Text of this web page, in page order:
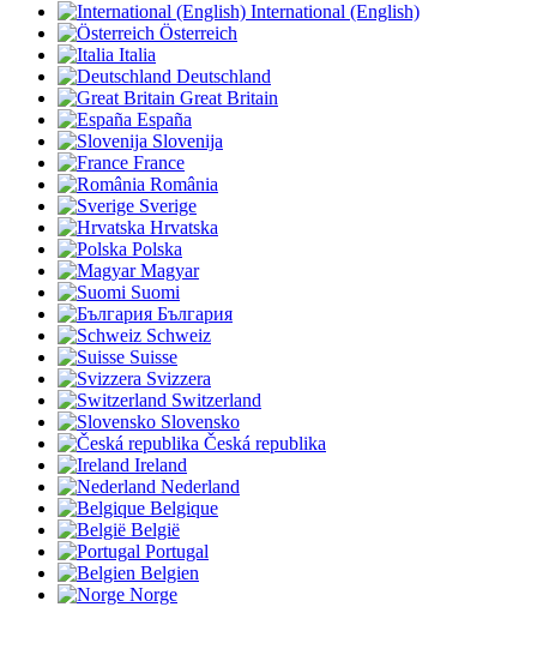
International (English)
Österreich
Italia
Deutschland
Great Britain
España
Slovenija
France
România
Sverige
Hrvatska
Polska
Magyar
Suomi
България
Schweiz
Suisse
Svizzera
Switzerland
Slovensko
Česká republika
Ireland
Nederland
Belgique
België
Portugal
Belgien
Norge